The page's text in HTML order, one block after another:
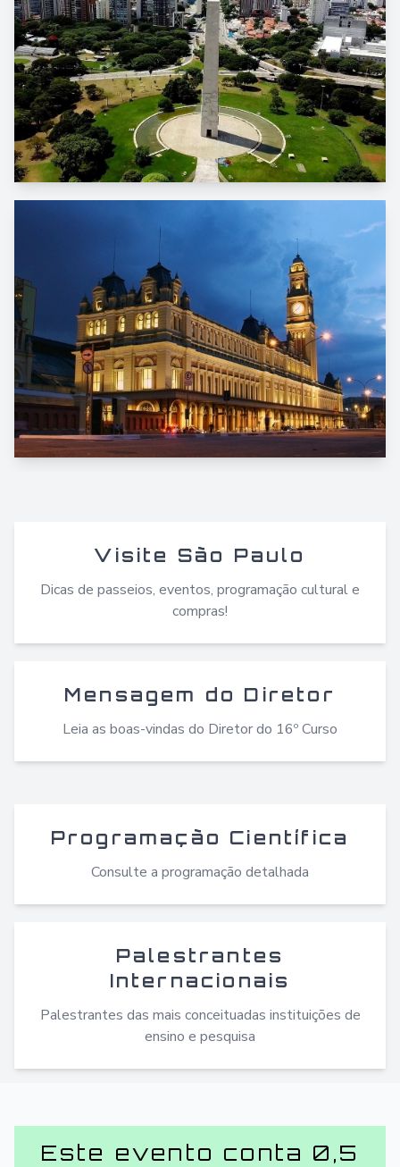
Visite São Paulo
Dicas de passeios, eventos, programação cultural e
compras!
Mensagem do Diretor
Leia as boas-vindas do Diretor do 16º Curso
Programação Científica
Consulte a programação detalhada
Palestrantes
Internacionais
Palestrantes das mais conceituadas instituições de
ensino e pesquisa
Este evento conta 0,5